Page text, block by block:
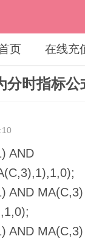
指标公式 › 内容
页 在线充
分时指标公
AND
AND MA(C,3)
AND MA(C,3)